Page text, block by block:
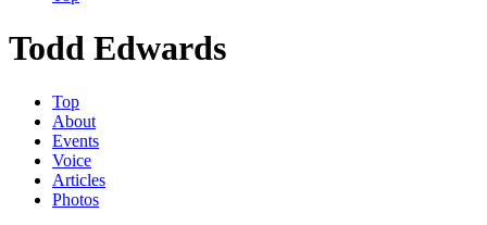
Todd Edwards
Top
About
Events
Voice
Articles
Photos